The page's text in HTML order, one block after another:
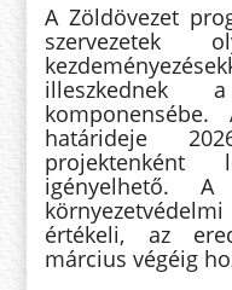
A Zöldövezet
szervezetek
illeszkednek
komponensébe.
határideje
igényelhető. A
értékeli, az
március végéig